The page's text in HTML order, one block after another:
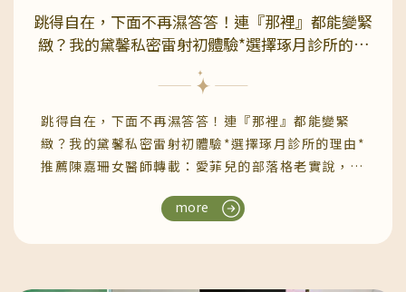
跳得自在，下面不再濕答答！連『那裡』都能變緊
緻？我的黛馨私密雷射初體驗*選擇琢月診所的理
由*推薦陳嘉珊女醫師
跳得自在，下面不再濕答答！連『那裡』都能變緊
緻？我的黛馨私密雷射初體驗*選擇琢月診所的理由*
推薦陳嘉珊女醫師轉載：愛菲兒的部落格老實說，過
老，而是要懂得保養。」我真的體會到身體的變化有
more